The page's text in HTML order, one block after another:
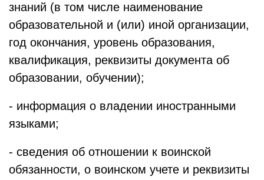
знаний (в том числе наименование
образовательной и (или) иной организации,
год окончания, уровень образования,
квалификация, реквизиты документа об
образовании, обучении);
- информация о владении иностранными
языками;
- сведения об отношении к воинской
обязанности, о воинском учете и реквизиты